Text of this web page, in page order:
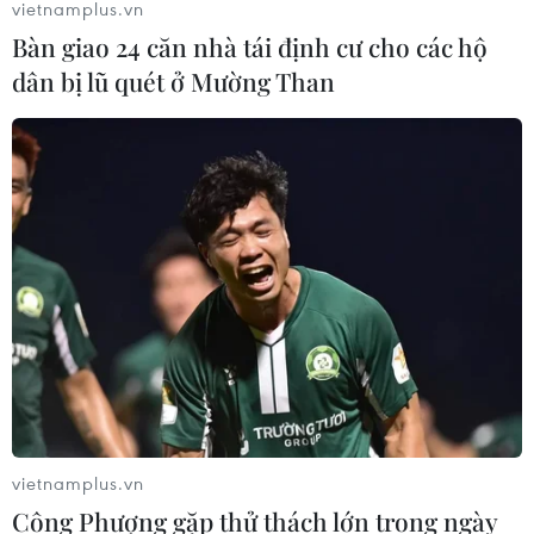
05/08/2026 13:30
Hơn 100 người thiệt mạng trong mùa
mưa khốc liệt ở Ấn Độ
05/08/2026 09:39
Trung Quốc phóng thành công hai
vệ tinh siêu phổ Đông Phương Huệ
Nhãn
05/08/2026 07:16
Trung Quốc: Cảnh sát Hong Kong,
Macau triệt phá vụ lừa đảo đầu tư
Fun Coffee
05/08/2026 06:41
vietnamplus.vn
Bàn giao 24 căn nhà tái định cư cho các hộ
dân bị lũ quét ở Mường Than
vietnamplus.vn
Công Phượng gặp thử thách lớn trong ngày